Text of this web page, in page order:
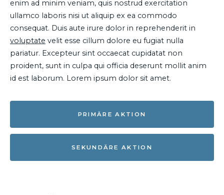
enim ad minim veniam, quis nostrud exercitation
ullamco laboris nisi ut aliquip ex ea commodo
consequat. Duis aute irure dolor in reprehenderit in
voluptate velit esse cillum dolore eu fugiat nulla
pariatur. Excepteur sint occaecat cupidatat non
proident, sunt in culpa qui officia deserunt mollit anim
id est laborum. Lorem ipsum dolor sit amet.
PRIMÄRE AKTION
SEKUNDÄRE AKTION